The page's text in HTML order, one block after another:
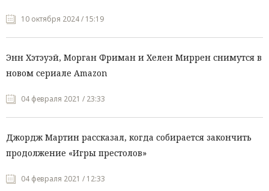
10 октября 2024 / 15:19
Энн Хэтэуэй, Морган Фриман и Хелен Миррен снимутся в
новом сериале Amazon
04 февраля 2021 / 23:33
Джордж Мартин рассказал, когда собирается закончить
продолжение «Игры престолов»
04 февраля 2021 / 12:33